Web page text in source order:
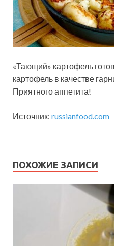
«Тающий» картофель
картофель в качестве
Приятного аппетита!
Источник: russianfood.com
ПОХОЖИЕ ЗАПИСИ